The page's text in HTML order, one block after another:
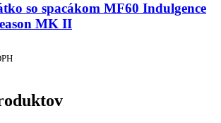
so spacákom MF60 Indulgence
MK II